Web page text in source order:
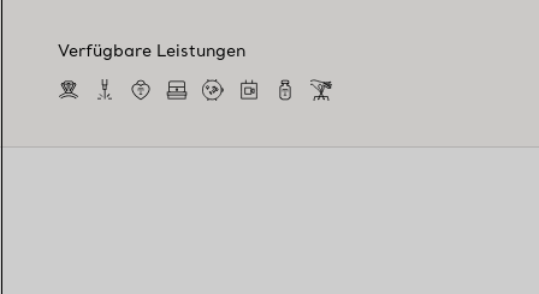
Verfügbare Leistungen